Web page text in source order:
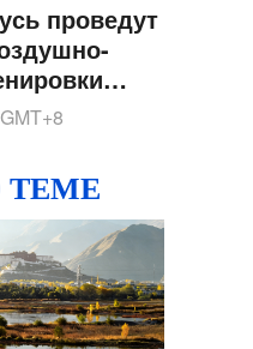
проведут
Хубэе
GMT+8